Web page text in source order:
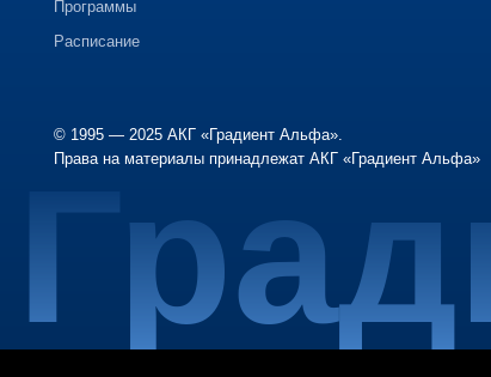
Права на материалы принадлежат АКГ «Градиент Альфа»